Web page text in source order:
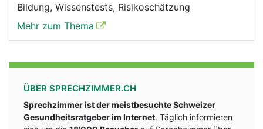
Bildung, Wissenstests, Risikoschätzung
Mehr zum Thema
ÜBER SPRECHZIMMER.CH
Sprechzimmer ist der meistbesuchte Schweizer
Gesundheitsratgeber im Internet. Täglich informieren